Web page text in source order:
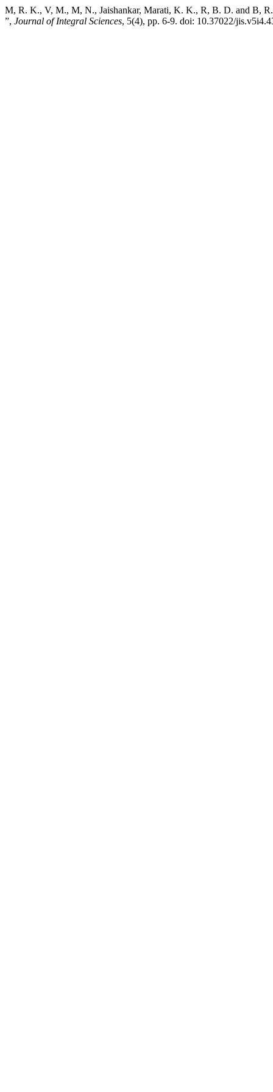
M, R. K., V, M., M, N., Jaishankar, Marati, K. K., R, B. D. and B,
”, Journal of Integral Sciences, 5(4), pp. 6-9. doi: 10.37022/